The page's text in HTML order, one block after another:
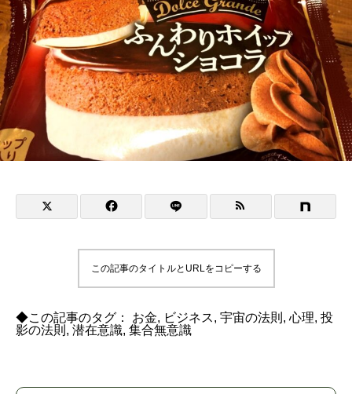
この記事のタイトルとURLをコピーする
◆この記事のタグ： お金, ビジネス, 宇宙の法則 , 心理, 投
影の法則 , 潜在意識, 集合無意識